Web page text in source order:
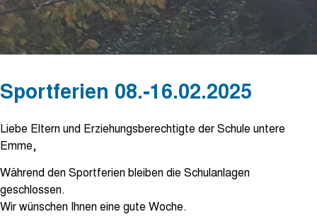
Sportferien 08.-16.02.2025
Liebe Eltern und Erziehungsberechtigte der Schule untere
Emme,
Während den Sportferien bleiben die Schulanlagen
geschlossen.
Wir wünschen Ihnen eine gute Woche.